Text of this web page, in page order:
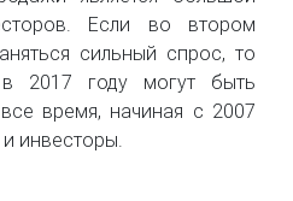
Если во втором
сильный спрос, то
2017 году могут быть
время, начиная с 2007
инвесторы.